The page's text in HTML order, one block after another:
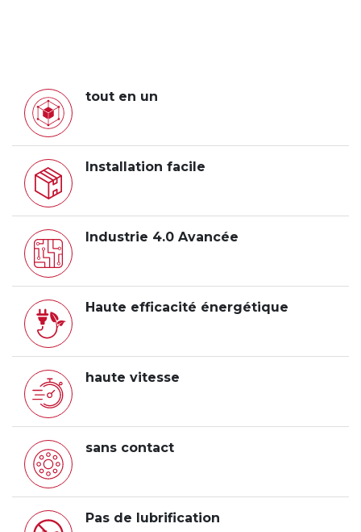
tout en un
Installation facile
Industrie 4.0 Avancée
Haute efficacité énergétique
haute vitesse
sans contact
Pas de lubrification